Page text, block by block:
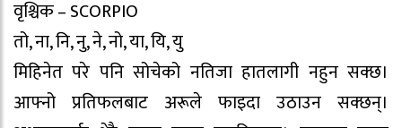
वृश्चिक – SCORPIO
तो, ना, नि, नु, ने, नो, या, यि, यु
मिहिनेत परे पनि सोचेको नतिजा हातलागी नहुन सक्छ।
आफ्नो प्रतिफलबाट अरूले फाइदा उठाउन सक्छन्।